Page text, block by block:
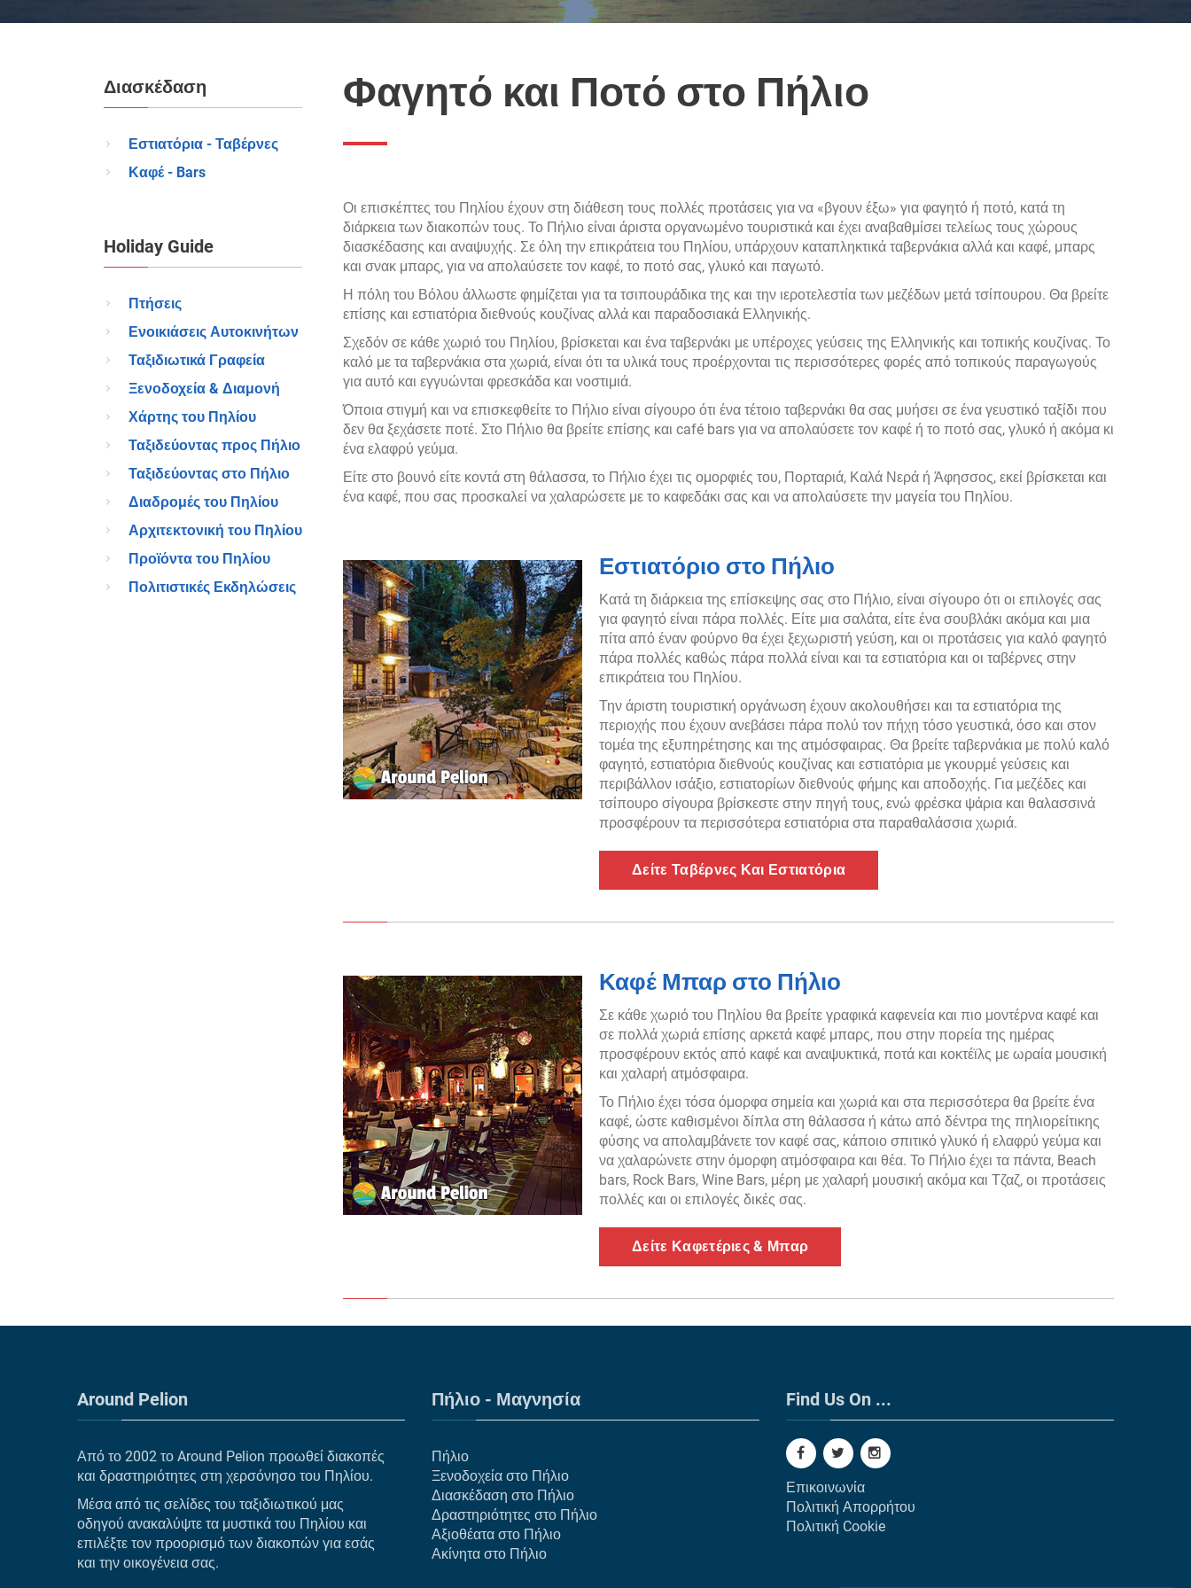
Διασκέδαση
Εστιατόρια - Ταβέρνες
Καφέ - Bars
Holiday Guide
Πτήσεις
Ενοικιάσεις Αυτοκινήτων
Ταξιδιωτικά Γραφεία
Ξενοδοχεία & Διαμονή
Χάρτης του Πηλίου
Ταξιδεύοντας προς Πήλιο
Ταξιδεύοντας στο Πήλιο
Διαδρομές του Πηλίου
Αρχιτεκτονική του Πηλίου
Προϊόντα του Πηλίου
Πολιτιστικές Εκδηλώσεις
Φαγητό και Ποτό στο Πήλιο
Οι επισκέπτες του Πηλίου έχουν στη διάθεση τους πολλές προτάσεις για να «βγουν έξω» για φαγητό ή ποτό, κατά τη
διάρκεια των διακοπών τους. Το Πήλιο είναι άριστα οργανωμένο τουριστικά και έχει αναβαθμίσει τελείως τους χώρους
διασκέδασης και αναψυχής. Σε όλη την επικράτεια του Πηλίου, υπάρχουν καταπληκτικά ταβερνάκια αλλά και καφέ, μπαρς
και σνακ μπαρς, για να απολαύσετε τον καφέ, το ποτό σας, γλυκό και παγωτό.
Η πόλη του Βόλου άλλωστε φημίζεται για τα τσιπουράδικα της και την ιεροτελεστία των μεζέδων μετά τσίπουρου. Θα βρείτε
επίσης και εστιατόρια διεθνούς κουζίνας αλλά και παραδοσιακά Ελληνικής.
Σχεδόν σε κάθε χωριό του Πηλίου, βρίσκεται και ένα ταβερνάκι με υπέροχες γεύσεις της Ελληνικής και τοπικής κουζίνας. Το
καλό με τα ταβερνάκια στα χωριά, είναι ότι τα υλικά τους προέρχονται τις περισσότερες φορές από τοπικούς παραγωγούς
για αυτό και εγγυώνται φρεσκάδα και νοστιμιά.
Όποια στιγμή και να επισκεφθείτε το Πήλιο είναι σίγουρο ότι ένα τέτοιο ταβερνάκι θα σας μυήσει σε ένα γευστικό ταξίδι που
δεν θα ξεχάσετε ποτέ. Στο Πήλιο θα βρείτε επίσης και café bars για να απολαύσετε τον καφέ ή το ποτό σας, γλυκό ή ακόμα κι
ένα ελαφρύ γεύμα.
Είτε στο βουνό είτε κοντά στη θάλασσα, το Πήλιο έχει τις ομορφιές του, Πορταριά, Καλά Νερά ή Άφησσος, εκεί βρίσκεται και
ένα καφέ, που σας προσκαλεί να χαλαρώσετε με το καφεδάκι σας και να απολαύσετε την μαγεία του Πηλίου.
Εστιατόριο στο Πήλιο
Κατά τη διάρκεια της επίσκεψης σας στο Πήλιο, είναι σίγουρο ότι οι επιλογές σας
για φαγητό είναι πάρα πολλές. Είτε μια σαλάτα, είτε ένα σουβλάκι ακόμα και μια
πίτα από έναν φούρνο θα έχει ξεχωριστή γεύση, και οι προτάσεις για καλό φαγητό
πάρα πολλές καθώς πάρα πολλά είναι και τα εστιατόρια και οι ταβέρνες στην
επικράτεια του Πηλίου.
Την άριστη τουριστική οργάνωση έχουν ακολουθήσει και τα εστιατόρια της
περιοχής που έχουν ανεβάσει πάρα πολύ τον πήχη τόσο γευστικά, όσο και στον
τομέα της εξυπηρέτησης και της ατμόσφαιρας. Θα βρείτε ταβερνάκια με πολύ καλό
φαγητό, εστιατόρια διεθνούς κουζίνας και εστιατόρια με γκουρμέ γεύσεις και
περιβάλλον ισάξιο, εστιατορίων διεθνούς φήμης και αποδοχής. Για μεζέδες και
τσίπουρο σίγουρα βρίσκεστε στην πηγή τους, ενώ φρέσκα ψάρια και θαλασσινά
προσφέρουν τα περισσότερα εστιατόρια στα παραθαλάσσια χωριά.
Δείτε Ταβέρνες Και Εστιατόρια
Καφέ Μπαρ στο Πήλιο
Σε κάθε χωριό του Πηλίου θα βρείτε γραφικά καφενεία και πιο μοντέρνα καφέ και
σε πολλά χωριά επίσης αρκετά καφέ μπαρς, που στην πορεία της ημέρας
προσφέρουν εκτός από καφέ και αναψυκτικά, ποτά και κοκτέϊλς με ωραία μουσική
και χαλαρή ατμόσφαιρα.
Το Πήλιο έχει τόσα όμορφα σημεία και χωριά και στα περισσότερα θα βρείτε ένα
καφέ, ώστε καθισμένοι δίπλα στη θάλασσα ή κάτω από δέντρα της πηλιορείτικης
φύσης να απολαμβάνετε τον καφέ σας, κάποιο σπιτικό γλυκό ή ελαφρύ γεύμα και
να χαλαρώνετε στην όμορφη ατμόσφαιρα και θέα. Το Πήλιο έχει τα πάντα, Beach
bars, Rock Bars, Wine Bars, μέρη με χαλαρή μουσική ακόμα και Τζαζ, οι προτάσεις
πολλές και οι επιλογές δικές σας.
Δείτε Καφετέριες & Μπαρ
Around Pelion
Από το 2002 το Around Pelion προωθεί διακοπές
και δραστηριότητες στη χερσόνησο του Πηλίου.
Μέσα από τις σελίδες του ταξιδιωτικού μας
οδηγού ανακαλύψτε τα μυστικά του Πηλίου και
επιλέξτε τον προορισμό των διακοπών για εσάς
και την οικογένεια σας.
Πήλιο - Μαγνησία
Πήλιο
Ξενοδοχεία στο Πήλιο
Διασκέδαση στο Πήλιο
Δραστηριότητες στο Πήλιο
Αξιοθέατα στο Πήλιο
Ακίνητα στο Πήλιο
Find Us On ...
Επικοινωνία
Πολιτική Απορρήτου
Πολιτική Cookie